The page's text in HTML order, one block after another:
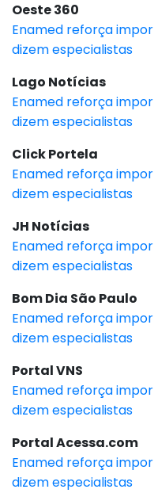
Oeste 360
Enamed reforça
dizem especialistas
Lago Notícias
Enamed reforça
dizem especialistas
Click Portela
Enamed reforça
dizem especialistas
JH Notícias
Enamed reforça
dizem especialistas
Bom Dia São Paulo
Enamed reforça
dizem especialistas
Portal VNS
Enamed reforça
dizem especialistas
Portal Acessa.com
Enamed reforça
dizem especialistas